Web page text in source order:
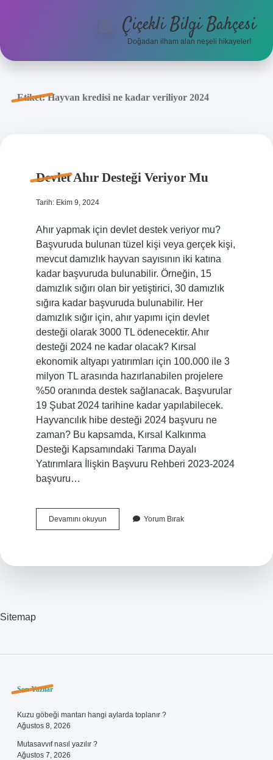
Anasayfa
menüyüÇiçekli Bilgi Bahçesi
Doğadan ilham alan neşeli hikayeler!
Etiket:Hayvan kredisi ne kadar veriliyor 2024
Devlet Ahır Desteği Veriyor Mu
Tarih: Ekim 9, 2024
Ahır yapmak için devlet destek veriyor mu?
Başvuruda bulunan tüzel kişi veya gerçek kişi,
mevcut damızlık hayvan sayısının iki katına
kadar başvuruda bulunabilir. Örneğin, 15
damızlık sığırı olan bir yetiştirici, 30 damızlık
sığıra kadar başvuruda bulunabilir. Her
damızlık sığır için, ahır yapımı için devlet
desteği olarak 3000 TL ödenecektir. Ahır
desteği 2024 ne kadar olacak? Kırsal
ekonomik altyapı yatırımları için 100.000 ile 3
milyon TL arasında hazırlanabilen projelere
%50 oranında destek sağlanacak. Başvurular
19 Şubat 2024 tarihine kadar yapılabilecek.
Hayvancılık hibe desteği 2024 başvuru ne
zaman? Bu kapsamda, Kırsal Kalkınma
Desteği Kapsamındaki Tarıma Dayalı
Yatırımlara İlişkin Başvuru Rehberi 2023-2024
başvuru…
Devamını okuyunDevlet
Ahır
Yorum Bırak
Sitemap
Sidebar
Son Yazılar
Kuzu göbeği mantarı hangi aylarda toplanır ?
Ağustos 8, 2026
Mutasavvıf nasıl yazılır ?
Ağustos 7, 2026